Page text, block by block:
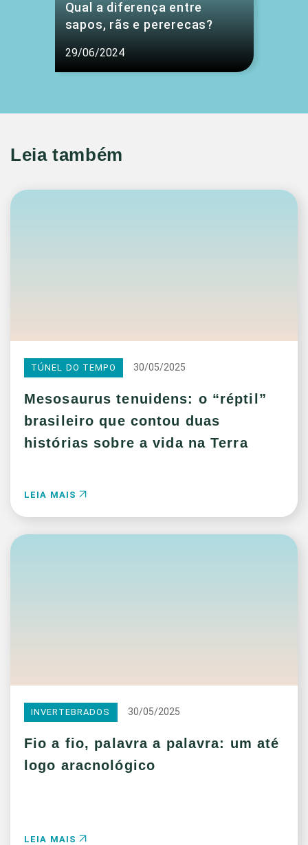
Qual a diferença entre
sapos, rãs e pererecas?
29/06/2024
Leia também
TÚNEL DO TEMPO 30/05/2025
Mesosaurus tenuidens: o “réptil”
brasileiro que contou duas
histórias sobre a vida na Terra
LEIA MAIS
INVERTEBRADOS 30/05/2025
Fio a fio, palavra a palavra: um até
logo aracnológico
LEIA MAIS